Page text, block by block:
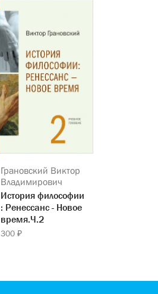
Грановский Виктор
Владимирович
История философии
: Ренессанс - Новое
время.Ч.2
300 ₽